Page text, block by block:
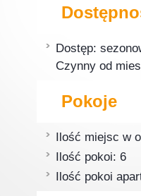
Dostęp:
Czynny od
Pokoje
Ilość miejsc w
Ilość pokoi: 6
Ilość pokoi